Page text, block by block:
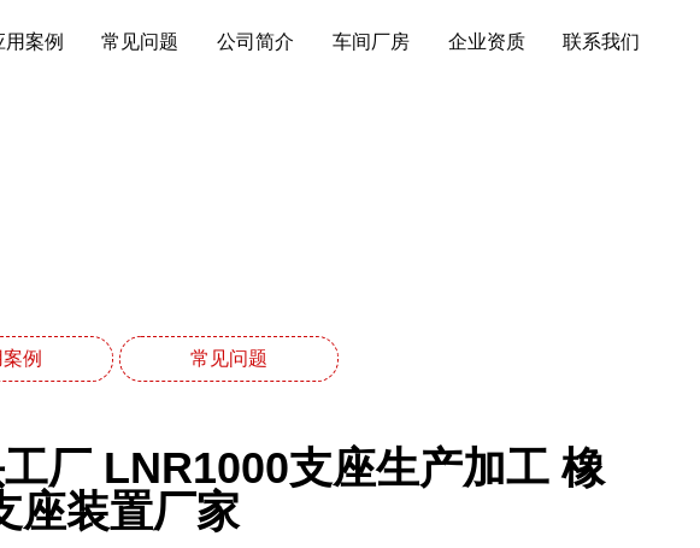
用案例 常见问题 公司简介 车间厂房 企业资质 联系我们
例 常见问题
厂 LNR1000支座生产加工 橡
座装置厂家